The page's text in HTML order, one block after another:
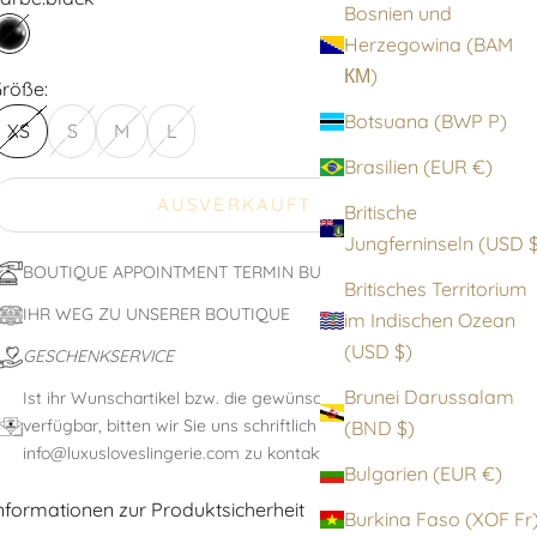
Bosnien und
Herzegowina (BAM
КМ)
Botsuana (BWP P)
Brasilien (EUR €)
Britische
Britisches Territorium
im Indischen Ozean
(USD $)
Brunei Darussalam
(BND $)
Bulgarien (EUR €)
Burkina Faso
black
XS
S M L
AUSVERKAUFT
BOUTIQUE APPOINTMENT TERMIN BUCHEN
IHR WEG ZU UNSERER BOUTIQUE
GESCHENKSERVICE
Ist ihr Wunschartikel bzw. die gewünschte Größe nicht
verfügbar, bitten wir Sie uns schriftlich unter:
info@luxusloveslingerie.com zu kontaktieren
zur Produktsicherheit